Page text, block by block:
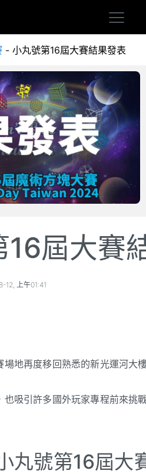
- 小丸號第16屆大賽結果發表
16屆大賽
12, 上午01:41
地再度移回熟悉的新光運河大
也吸引許多國外玩家專程前來挑
丸號第16屆大